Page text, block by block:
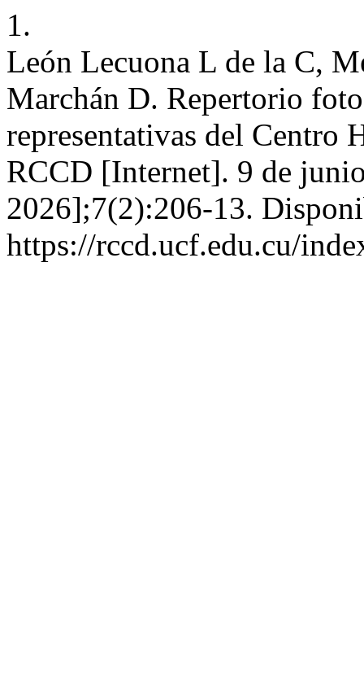
1.
León Lecuona L de la C,
Marchán D. Repertorio
representativas del Centro
RCCD [Internet]. 9 de
2026];7(2):206-13.
https://rccd.ucf.edu.cu/